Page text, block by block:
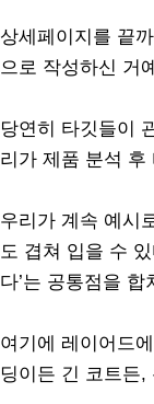
상세페이지를 끝
으로 작성하신 거
당연히 타깃들이
리가 제품 분석 후
우리가 계속 예시
도 겹쳐 입을 수
다’는 공통점을
여기에 레이어드
딩이든 긴 코트든,